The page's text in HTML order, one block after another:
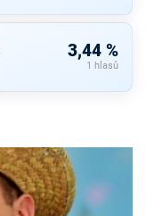
3,44 %
1 hlasů